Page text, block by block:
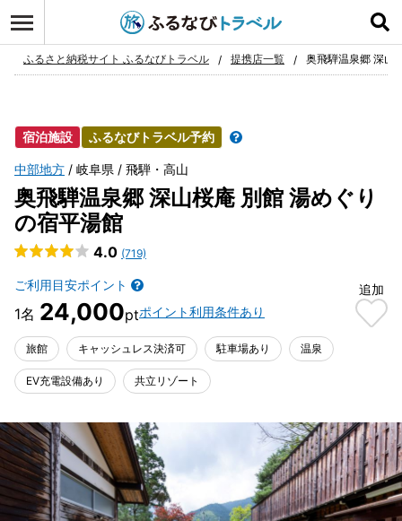
お気に入り
ふるさと納税サイト ふるなびトラベル 提携店一覧 奥飛騨温泉郷 深山
宿泊施設 ふるなびトラベル予約
中部地方 岐阜県 飛騨・高山
奥飛騨温泉郷 深山桜庵 別館 湯めぐり
の宿平湯館
4.0 (719)
ご利用目安ポイント
24,000 ポイント利用条件あり
追加
旅館 キャッシュレス決済可 駐車場あり 温泉
EV充電設備あり 共立リゾート